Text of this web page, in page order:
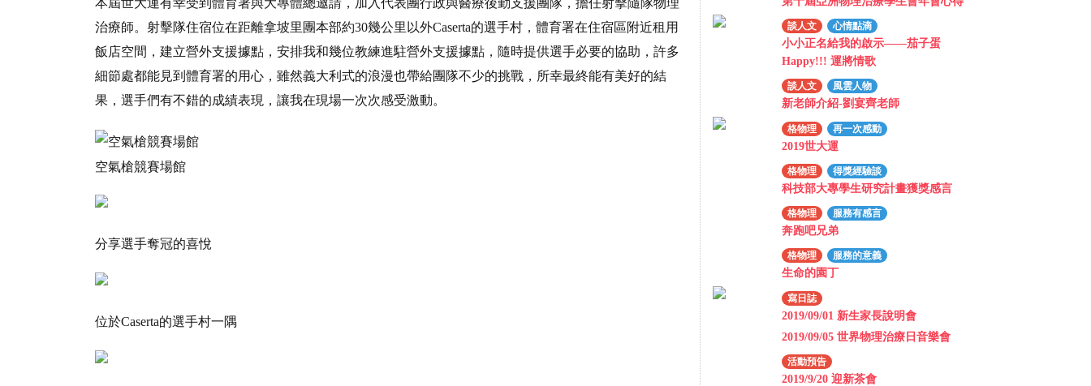
本屆世大運有幸受到體育署與大專體總邀請，加入代表團行政與醫療後勤支援團隊，擔任射擊隨隊物理
治療師。射擊隊住宿位在距離拿坡里團本部約30幾公里以外Caserta的選手村，體育署在住宿區附近租用
飯店空間，建立營外支援據點，安排我和幾位教練進駐營外支援據點，隨時提供選手必要的協助，許多
細節處都能見到體育署的用心，雖然義大利式的浪漫也帶給團隊不少的挑戰，所幸最終能有美好的結
果，選手們有不錯的成績表現，讓我在現場一次次感受激動。
空氣槍競賽場館
分享選手奪冠的喜悅
位於Caserta的選手村一隅
談人文 心情點滴
小小正名給我的啟示——茄子蛋
Happy!!! 運將情歌
談人文 風雲人物
新老師介紹-劉宴齊老師
格物理 再一次感動
2019世大運
格物理 得獎經驗談
科技部大專學生研究計畫獲獎感言
格物理 服務有感言
奔跑吧兄弟
格物理 服務的意義
生命的園丁
寫日誌
2019/09/01 新生家長說明會
2019/09/05 世界物理治療日音樂會
活動預告
2019/9/20 迎新茶會